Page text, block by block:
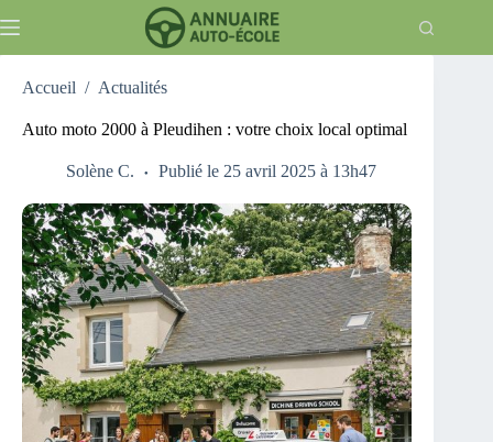
au
Accueil / Actualités
Auto moto 2000 à Pleudihen : votre choix local optimal
Solène C. Publié le 25 avril 2025 à 13h47